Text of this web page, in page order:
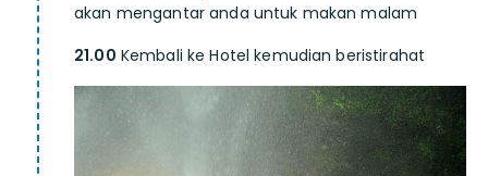
akan mengantar anda untuk makan malam
21.00 Kembali ke Hotel kemudian beristirahat